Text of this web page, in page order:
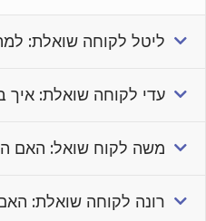
ליטל לקוחה שואלת:
עדי לקוחה שואלת: איך
משה לקוח שואל: האם
רונה לקוחה שואלת: